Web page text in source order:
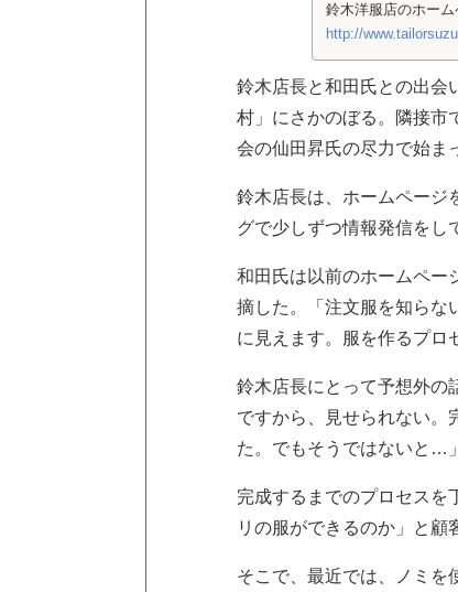
鈴木洋服店のホーム
http://
鈴木店長と和田氏との出会
村」にさかのぼる。隣接市
会の仙田昇氏の尽力で始ま
鈴木店長は、ホームページ
グで少しずつ情報発信をし
和田氏は以前のホームペー
摘した。「注文服を知らな
に見えます。服を作るプロ
鈴木店長にとって予想外の
ですから、見せられない。
た。でもそうではないと…」
完成するまでのプロセスを
リの服ができるのか」と顧
そこで、最近では、ノミを